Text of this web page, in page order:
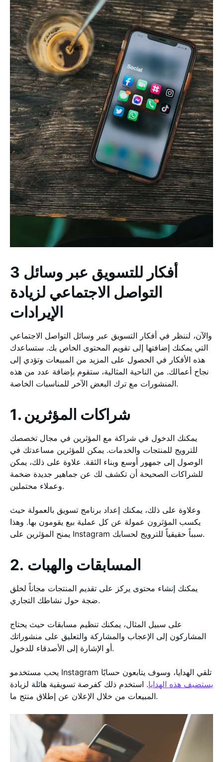
3 أفكار للتسويق عبر وسائل
التواصل الاجتماعي لزيادة
الإيرادات
والآن، لننظر في أفكار التسويق عبر وسائل التواصل الاجتماعي
التي يمكنك إضافتها إلى تقويم المحتوى الخاص بك. ستساعدك
هذه الأفكار في الحصول على المزيد من المبيعات وتؤدي إلى
نجاح أعمالك. من الناحية المثالية، ستقوم بإضافة عدد من هذه
المنشورات مع ترك البعض الآخر للمناسبات الخاصة.
1. شراكات المؤثرين
يمكنك الدخول في شراكة مع المؤثرين في مجال تخصصك
للترويج للمنتجات والخدمات. يمكن للمؤثرين مساعدتك في
الوصول إلى جمهور أوسع وبناء الثقة. علاوة على ذلك، يمكن
للشراكات الصحيحة أن تكشف لك عن جماهير جديدة ضخمة
وعملاء محتملين.
وعلاوة على ذلك، يمكنك إعداد برنامج تسويق بالعمولة حيث
يكسب المؤثرون عمولة عن كل عملية بيع يقومون بها. وهذا
يمنح المؤثرين على Instagram سبباً حقيقياً للترويج لحسابك.
2. المسابقات والهبات
يمكنك إنشاء محتوى يركز على تقديم المنتجات مجاناً لخلق
ضجة حول نشاطك التجاري.
على سبيل المثال، يمكنك تنظيم مسابقات حيث يحتاج
المشاركون إلى الإعجاب والمشاركة والتعليق على منشوراتك
أو الإشارة إلى الأصدقاء للدخول.
يحب مستخدمو Instagram تلقي الهدايا، وسوف يتابعون حسابًا
يستضيف هذه الهدايا. استخدم ذلك كفرصة تسويقية هائلة لزيادة
المبيعات من خلال الإعلان عن إطلاق منتج ما.